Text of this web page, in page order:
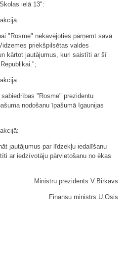
ielā 13":
"Rosme" nekavējoties pārņemt savā
priekšpilsētas valdes
kārtot jautājumus, kuri saistīti ar šī
"Rosme" prezidentu
nodošanu īpašumā Igaunijas
jautājumus par līdzekļu iedalīšanu
ar iedzīvotāju pārvietošanu no ēkas
Ministru prezidents V.Birkavs
Finansu ministrs U.Osis